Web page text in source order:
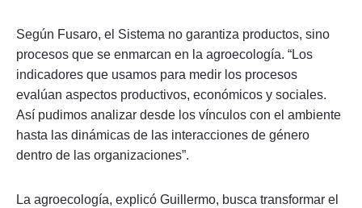
Según Fusaro, el Sistema no garantiza productos, sino
procesos que se enmarcan en la agroecología. “Los
indicadores que usamos para medir los procesos
evalúan aspectos productivos, económicos y sociales.
Así pudimos analizar desde los vínculos con el ambiente
hasta las dinámicas de las interacciones de género
dentro de las organizaciones”.
La agroecología, explicó Guillermo, busca transformar el